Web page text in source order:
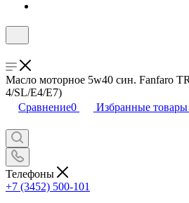
Масло моторное 5w40 син. Fanfaro
4/SL/E4/E7)
Сравнение0 Избранные товары
Телефоны
+7 (3452) 500-101